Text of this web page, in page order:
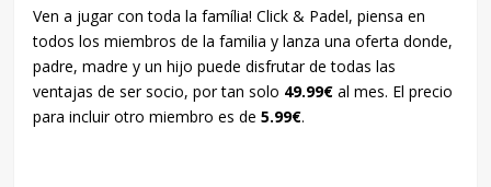
Ven a jugar con toda la família! Click & Padel, piensa en
todos los miembros de la familia y lanza una oferta donde,
padre, madre y un hijo puede disfrutar de todas las
ventajas de ser socio, por tan solo 49.99€ al mes. El precio
para incluir otro miembro es de5.99€.